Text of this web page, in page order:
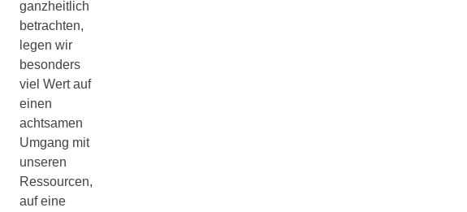
ganzheitlich
betrachten,
legen wir
besonders
viel Wert auf
einen
achtsamen
Umgang mit
unseren
Ressourcen,
auf eine